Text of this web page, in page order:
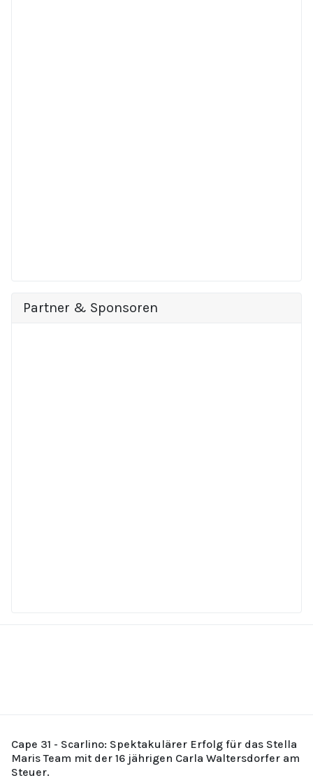
Partner & Sponsoren
Cape 31 - Scarlino: Spektakulärer Erfolg für das Stella
Maris Team mit der 16 jährigen Carla Waltersdorfer am
Steuer.